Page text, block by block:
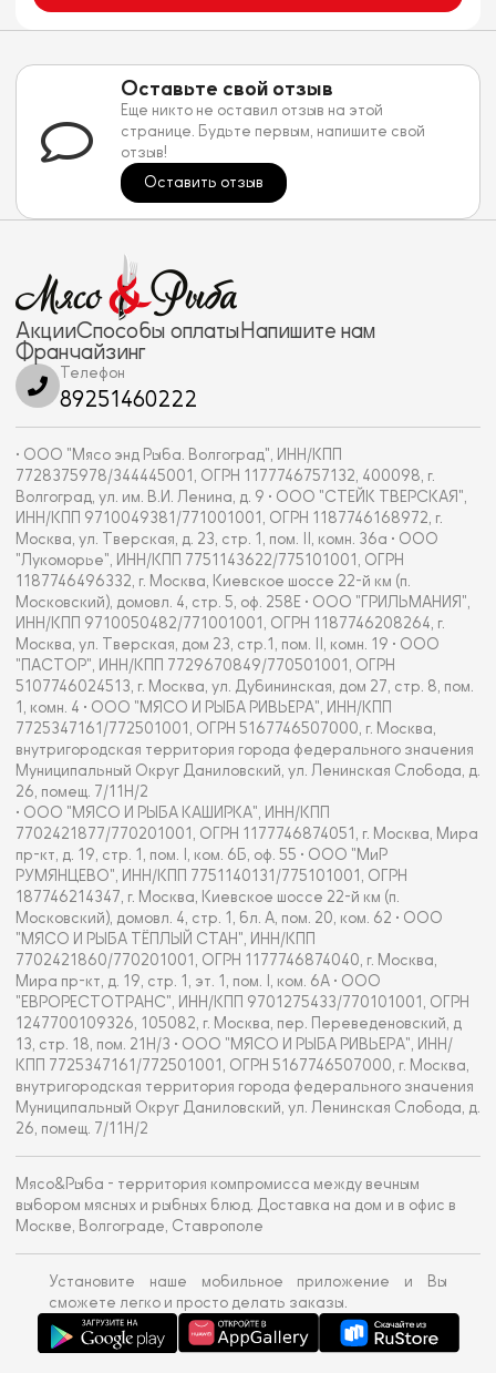
Оставьте свой отзыв
Еще никто не оставил отзыв на этой
странице. Будьте первым, напишите свой
отзыв!
Оставить отзыв
АкцииСпособы оплатыНапишите нам
Франчайзинг
Телефон
89251460222
• ООО "Мясо энд Рыба. Волгоград", ИНН/КПП
7728375978/344445001, ОГРН 1177746757132, 400098, г.
Волгоград, ул. им. В.И. Ленина, д. 9 • ООО "СТЕЙК ТВЕРСКАЯ",
ИНН/КПП 9710049381/771001001, ОГРН 1187746168972, г.
Москва, ул. Тверская, д. 23, стр. 1, пом. II, комн. 36а • ООО
"Лукоморье", ИНН/КПП 7751143622/775101001, ОГРН
1187746496332, г. Москва, Киевское шоссе 22-й км (п.
Московский), домовл. 4, стр. 5, оф. 258Е • ООО "ГРИЛЬМАНИЯ",
ИНН/КПП 9710050482/771001001, ОГРН 1187746208264, г.
Москва, ул. Тверская, дом 23, стр.1, пом. II, комн. 19 • ООО
"ПАСТОР", ИНН/КПП 7729670849/770501001, ОГРН
5107746024513, г. Москва, ул. Дубининская, дом 27, стр. 8, пом.
1, комн. 4 • ООО "МЯСО И РЫБА РИВЬЕРА", ИНН/КПП
7725347161/772501001, ОГРН 5167746507000, г. Москва,
внутригородская территория города федерального значения
Муниципальный Округ Даниловский, ул. Ленинская Слобода, д.
26, помещ. 7/11Н/2
• ООО "МЯСО И РЫБА КАШИРКА", ИНН/КПП
7702421877/770201001, ОГРН 1177746874051, г. Москва, Мира
пр-кт, д. 19, стр. 1, пом. I, ком. 6Б, оф. 55 • ООО "МиР
РУМЯНЦЕВО", ИНН/КПП 7751140131/775101001, ОГРН
187746214347, г. Москва, Киевское шоссе 22-й км (п.
Московский), домовл. 4, стр. 1, бл. А, пом. 20, ком. 62 • ООО
"МЯСО И РЫБА ТЁПЛЫЙ СТАН", ИНН/КПП
7702421860/770201001, ОГРН 1177746874040, г. Москва,
Мира пр-кт, д. 19, стр. 1, эт. 1, пом. I, ком. 6А • ООО
"ЕВРОРЕСТОТРАНС", ИНН/КПП 9701275433/770101001, ОГРН
1247700109326, 105082, г. Москва, пер. Переведеновский, д
13, стр. 18, пом. 21Н/3 • ООО "МЯСО И РЫБА РИВЬЕРА", ИНН/
КПП 7725347161/772501001, ОГРН 5167746507000, г. Москва,
внутригородская территория города федерального значения
Муниципальный Округ Даниловский, ул. Ленинская Слобода, д.
26, помещ. 7/11Н/2
Мясо&Рыба - территория компромисса между вечным
выбором мясных и рыбных блюд. Доставка на дом и в офис в
Москве, Волгограде, Ставрополе
Установите наше мобильное приложение и Вы
сможете легко и просто делать заказы.